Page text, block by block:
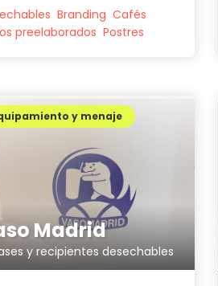
Branding Cafés
preelaborados Postres
Madrid
y recipientes desechables
y menaje